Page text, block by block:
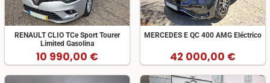
RENAULT CLIO TCe Sport Tourer
Limited Gasolina
10 990,00 €
MERCEDES E QC 400 AMG Eléctrico
42 000,00 €